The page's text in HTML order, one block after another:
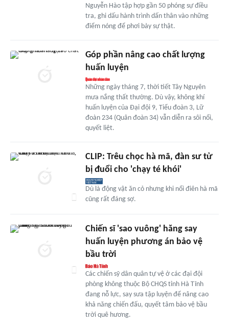
Nguyễn Hào tập hợp gần 50 phóng sự điều
tra, ghi dấu hành trình dấn thân vào những
điểm nóng để phơi bày sự thật.
Góp phần nâng cao chất lượng
huấn luyện
Những ngày tháng 7, thời tiết Tây Nguyên
mưa nắng thất thường. Dù vậy, không khí
huấn luyện của Đại đội 9, Tiểu đoàn 3, Lữ
đoàn 234 (Quân đoàn 34) vẫn diễn ra sôi nổi,
quyết liệt.
CLIP: Trêu chọc hà mã, đàn sư tử
bị đuổi cho 'chạy té khói'
Dù là động vật ăn cỏ nhưng khi nổi điên hà mã
cũng rất đáng sợ.
Chiến sĩ 'sao vuông' hăng say
huấn luyện phương án bảo vệ
bầu trời
Các chiến sỹ dân quân tự vệ ở các đại đội
phòng không thuộc Bộ CHQS tỉnh Hà Tĩnh
đang nỗ lực, say sưa tập luyện để nâng cao
khả năng chiến đấu, quyết tâm bảo vệ bầu
trời quê hương.